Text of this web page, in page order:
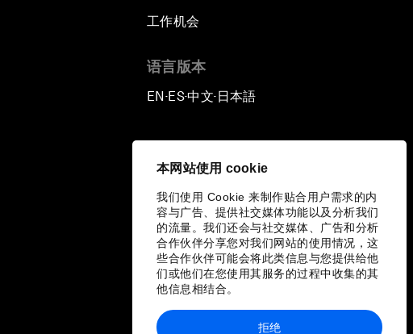
本网站使用 cookie
我们使用 Cookie 来制作贴合用户需求的内
容与广告、提供社交媒体功能以及分析我们
的流量。我们还会与社交媒体、广告和分析
合作伙伴分享您对我们网站的使用情况，这
些合作伙伴可能会将此类信息与您提供给他
们或他们在您使用其服务的过程中收集的其
他信息相结合。
拒绝
工作机会
语言版本
EN ▪ES▪中文▪ 日本語